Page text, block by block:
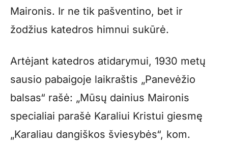
Maironis. Ir ne tik pašventino, bet ir
žodžius katedros himnui sukūrė.
Artėjant katedros atidarymui, 1930 metų
sausio pabaigoje laikraštis „Panevėžio
balsas“ rašė: „Mūsų dainius Maironis
specialiai parašė Karaliui Kristui giesmę
„Karaliau dangiškos šviesybės“, kom.